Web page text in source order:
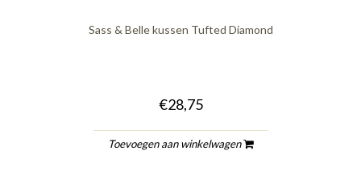
Sass & Belle kussen Tufted Diamond
€28,75
Toevoegen aan winkelwagen